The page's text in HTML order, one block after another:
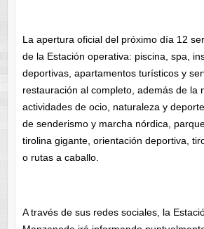
La apertura oficial del próximo día 12
de la Estación operativa: piscina, spa,
deportivas, apartamentos turísticos y
restauración al completo, además de la
actividades de ocio, naturaleza y
de senderismo y marcha nórdica,
tirolina gigante, orientación deportiva,
o rutas a caballo.
A través de sus redes sociales, la